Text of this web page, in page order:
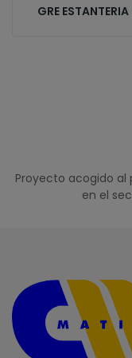
GRE
Proyecto acogido
en el